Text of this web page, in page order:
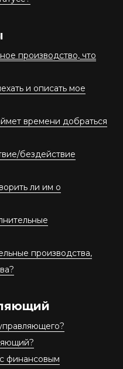
производство, что
и описать мое
времени добраться
бездействие
ли им о
производства,
финансовым